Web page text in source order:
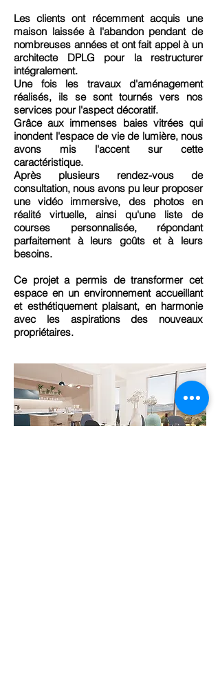
​Les clients ont récemment acquis une
maison laissée à l'abandon pendant de
nombreuses années et ont fait appel à un
architecte DPLG pour la restructurer
intégralement.
Une fois les travaux d'aménagement
réalisés, ils se sont tournés vers nos
services pour l'aspect décoratif.
Grâce aux immenses baies vitrées qui
inondent l'espace de vie de lumière, nous
avons mis l'accent sur cette
caractéristique.
Après plusieurs rendez-vous de
consultation, nous avons pu leur proposer
une vidéo immersive, des photos en
réalité virtuelle, ainsi qu'une liste de
courses personnalisée, répondant
parfaitement à leurs goûts et à leurs
besoins.
Ce projet a permis de transformer cet
espace en un environnement accueillant
et esthétiquement plaisant, en harmonie
avec les aspirations des nouveaux
propriétaires.